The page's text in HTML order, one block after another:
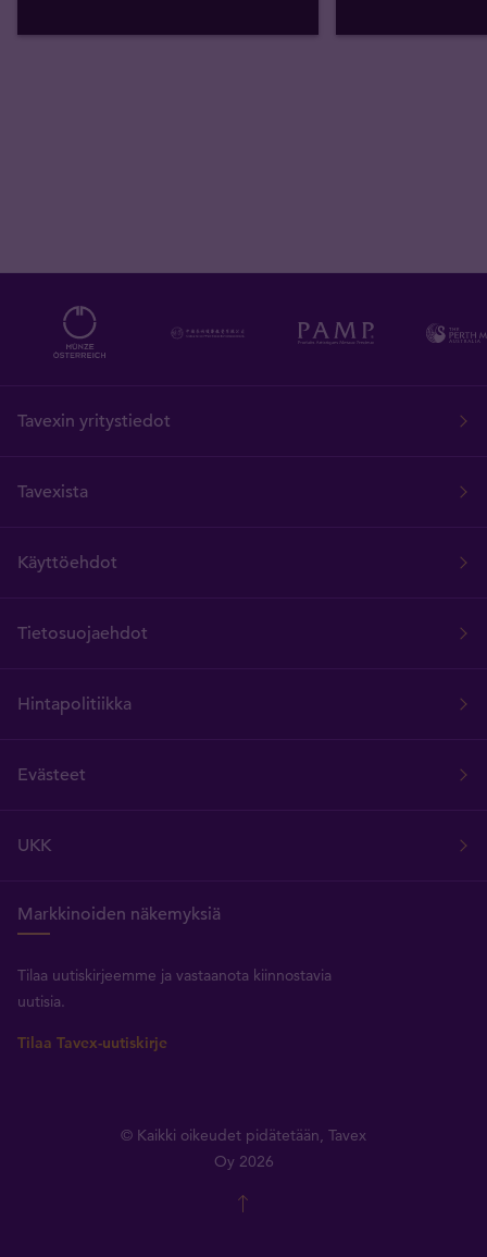
Tavexin yritystiedot
Tavexista
Käyttöehdot
Tietosuojaehdot
Hintapolitiikka
Evästeet
UKK
Markkinoiden näkemyksiä
Tilaa uutiskirjeemme ja vastaanota kiinnostavia
uutisia.
Tilaa Tavex-uutiskirje
© Kaikki oikeudet pidätetään, Tavex
Oy 2026